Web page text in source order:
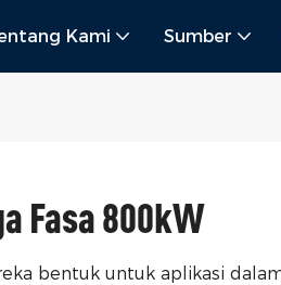
Kami Sumber
Fasa 800kW
bentuk untuk aplikasi